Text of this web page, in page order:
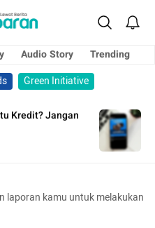
Audio Story
Trending
Green Initiative
Kredit? Jangan
laporan kamu untuk melakukan